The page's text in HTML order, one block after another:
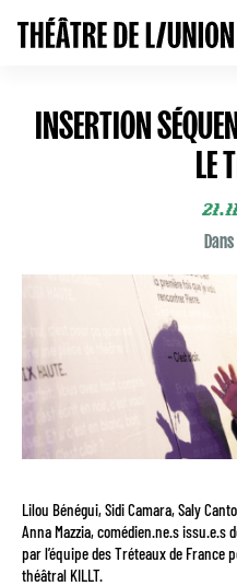
INSERTION
LE
Lilou Bénégui, Sidi Camara, Saly
Anna Mazzia, comédien.ne.s issu.e.s
par l’équipe des Tréteaux de
théâtral KILLT.